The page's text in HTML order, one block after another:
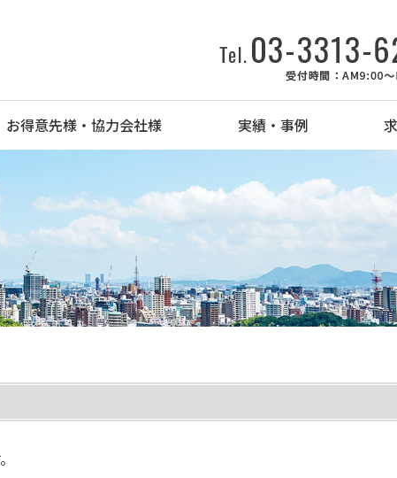
お得意先様・協力会社様 実績・事例